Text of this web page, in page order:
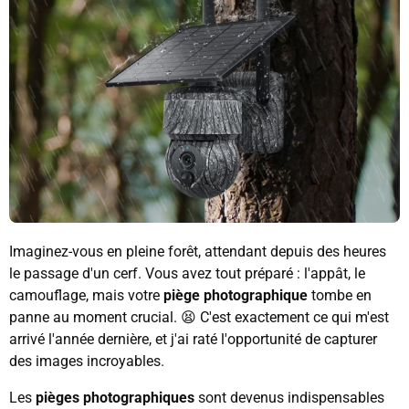
Imaginez-vous en pleine forêt, attendant depuis des heures
le passage d'un cerf. Vous avez tout préparé : l'appât, le
camouflage, mais votre piège photographique tombe en
panne au moment crucial. 😫 C'est exactement ce qui m'est
arrivé l'année dernière, et j'ai raté l'opportunité de capturer
des images incroyables.
Les pièges photographiques sont devenus indispensables